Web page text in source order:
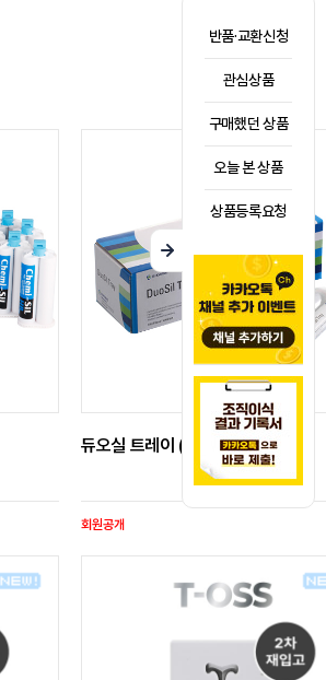
듀오실 트레이 (50ml x 10EA)
회원공개
반품·교환신청
관심상품
구매했던 상품
오늘 본 상품
상품등록요청